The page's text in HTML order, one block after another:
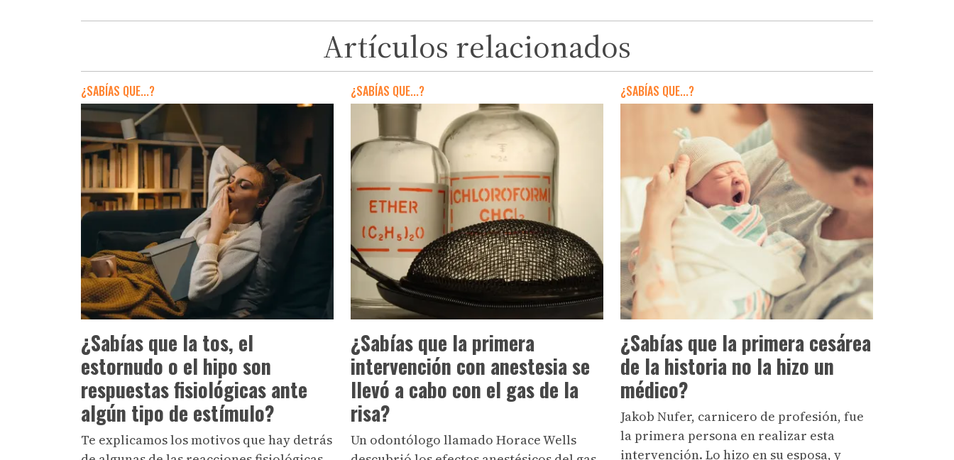
Artículos relacionados
¿SABÍAS QUE...?
¿Sabías que la tos, el
estornudo o el hipo son
respuestas fisiológicas ante
algún tipo de estímulo?
Te explicamos los motivos que hay detrás
¿SABÍAS QUE...?
¿Sabías que la primera
intervención con anestesia se
llevó a cabo con el gas de la
risa?
Un odontólogo llamado Horace Wells
¿SABÍAS QUE...?
¿Sabías que la primera cesárea
de la historia no la hizo un
médico?
Jakob Nufer, carnicero de profesión, fue
la primera persona en realizar esta
intervención. Lo hizo en su esposa, y